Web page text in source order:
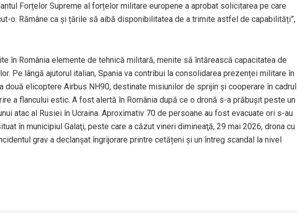
Forțelor Supreme al forțelor militare europene a aprobat solicitarea pe care
o. Rămâne ca și țările să aibă disponibilitatea de a trimite astfel de capabilități”,
în România elemente de tehnică militară, menite să întărească capacitatea de
Pe lângă ajutorul italian, Spania va contribui la consolidarea prezenței militare în
două elicoptere Airbus NH90, destinate misiunilor de sprijin și cooperare în cadrul
a flancului estic. A fost alertă în România după ce o dronă s-a prăbușit peste un
atac al Rusiei în Ucraina. Aproximativ 70 de persoane au fost evacuate ori s-au
în municipiul Galaţi, peste care a căzut vineri dimineaţă, 29 mai 2026, drona cu
grav a declanșat îngrijorare printre cetățeni și un întreg scandal la nivel